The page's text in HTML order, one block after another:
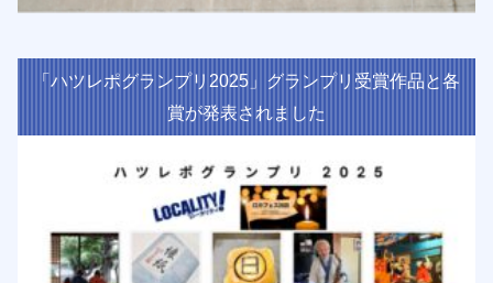
「ハツレポグランプリ2025」グランプリ受賞作品と各
賞が発表されました